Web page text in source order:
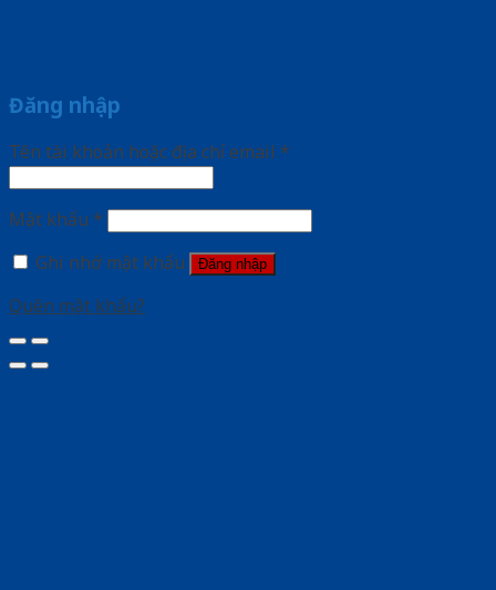
Đăng nhập
Tên tài khoản hoặc địa chỉ email *
Mật khẩu *
Ghi nhớ mật khẩu
Đăng nhập
Quên mật khẩu?